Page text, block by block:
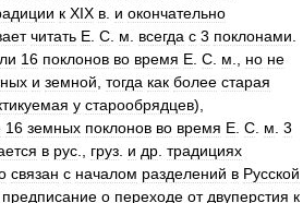
к XIX в и окончательно
читать Е С м всегда с 3 поклонами
16 поклонов во время Е С м но не
и земной тогда как более старая
у старообрядцев),
16 земных поклонов во время Е С м 3
в рус груз и др традициях
связан с началом разделений в Русской
предписание о переходе от двуперстия к